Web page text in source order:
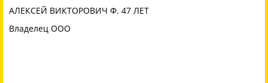
АЛЕКСЕЙ ВИКТОРОВИЧ Ф. 47 ЛЕТ
Владелец ООО